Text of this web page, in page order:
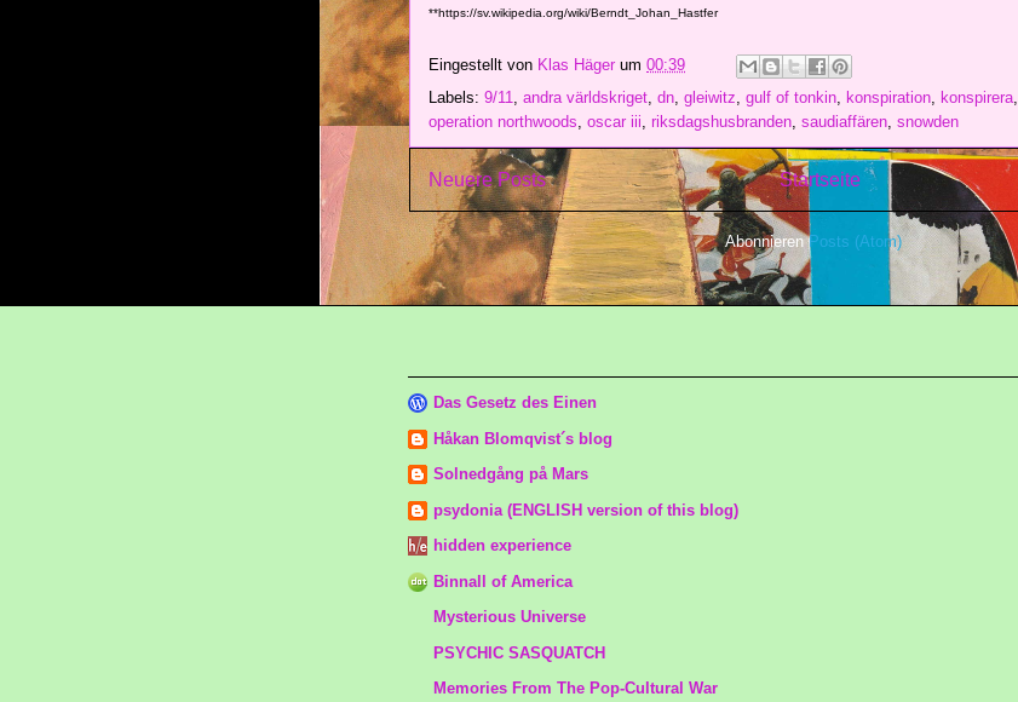
**https://sv.wikipedia.org/wiki/Berndt_Johan_Hastfer
Eingestellt von Klas Häger um 00:39
Labels: 9/11, andra världskriget, dn, gleiwitz, gulf of tonkin, konspiration, konspirera,
operation northwoods, oscar iii, riksdagshusbranden, saudiaffären, snowden
Neuere Posts Startseite
AbonnierenPosts (Atom)
Das Gesetz des Einen
Håkan Blomqvist´s blog
Solnedgång på Mars
psydonia (ENGLISH version of this blog)
hidden experience
Binnall of America
Mysterious Universe
PSYCHIC SASQUATCH
Memories From The Pop-Cultural War